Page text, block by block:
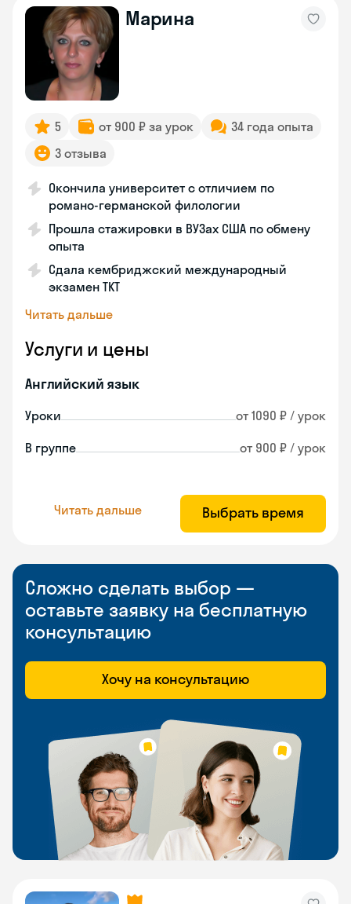
Марина
5 от 900 ₽ за урок
34 года опыта
3 отзыва
Окончила университет с отличием по
романо-германской филологии
Прошла стажировки в ВУЗах США по обмену
опыта
Сдала кембриджский международный
экзамен TKT
Читать дальше
Услуги и цены
Английский язык
Уроки от 1090 ₽ / урок
В группе от 900 ₽ / урок
Читать дальше Выбрать время
Сложно сделать выбор —
оставьте заявку на бесплатную
консультацию
Хочу на консультацию